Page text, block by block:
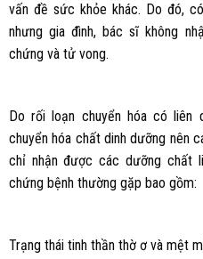
vấn đề sức khỏe khác. Do đó,
nhưng gia đình, bác sĩ không
chứng và tử vong.
Do rối loạn chuyển hóa có liên
chuyển hóa chất dinh dưỡng nên
chỉ nhận được các dưỡng chất
chứng bệnh thường gặp bao gồm:
Trạng thái tinh thần thờ ơ và mệt